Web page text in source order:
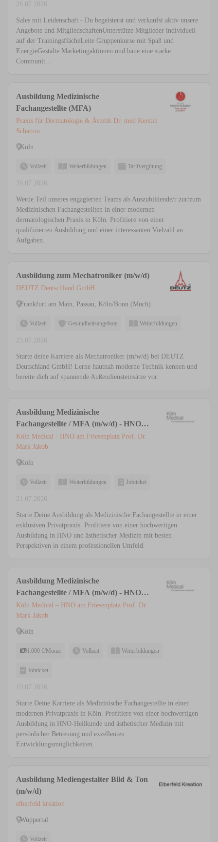
26.07.2026
Sales mit Leidenschaft - Du begeisterst und verkaufst aktiv unsere
Angebote und MitgliedschaftenUnterstütze Mitglieder individuell
auf der TrainingsflächeLeite Gruppenkurse mit Spaß und
EnergieGestalte Marketingaktionen und baue eine starke
Communit...
Ausbildung Medizinische
Fachangestellte (MFA)
Praxis für Dermatologie & Ästetik Dr. med Kerstin
Schatton
Köln
Vollzeit Weiterbildungen Tarifvergütung
26.07.2026
Werde Teil unseres engagierten Teams als Auszubildende/r zur/zum
Medizinischen Fachangestellten in einer modernen
dermatologischen Praxis in Köln. Profitiere von einer
qualifizierten Ausbildung und einer interessanten Vielzahl an
Aufgaben.
Ausbildung zum Mechatroniker (m/w/d)
DEUTZ Deutschland GmbH
Frankfurt am Main, Passau, Köln/Bonn (Much)
Vollzeit Gesundheitsangebote Weiterbildungen
23.07.2026
Starte deine Karriere als Mechatroniker (m/w/d) bei DEUTZ
Deutschland GmbH! Lerne hautnah moderne Technik kennen und
bereite dich auf spannende Außendiensteinsätze vor.
Ausbildung Medizinische
Fachangestellte / MFA (m/w/d) - HNO &
Ästhetische Medizin | Privatpraxis Köln
Köln Medical - HNO am Friesenplatz Prof. Dr.
Mark Jakob
Köln
Vollzeit Weiterbildungen Jobticket
21.07.2026
Starte Deine Ausbildung als Medizinische Fachangestellte in einer
exklusiven Privatpraxis. Profitiere von einer hochwertigen
Ausbildung in HNO und ästhetischer Medizin mit besten
Perspektiven in einem professionellen Umfeld.
Ausbildung Medizinische
Fachangestellte / MFA (m/w/d) - HNO &
Ästhetische Medizin | Privatpraxis Köln
Köln Medical – HNO am Friesenplatz Prof. Dr.
Mark Jakob
Köln
1.000 €/Monat Vollzeit Weiterbildungen
Jobticket
19.07.2026
Starte Deine Karriere als Medizinische Fachangestellte in einer
modernen Privatpraxis in Köln. Profitiere von einer hochwertigen
Ausbildung in HNO-Heilkunde und ästhetischer Medizin mit
persönlicher Betreuung und exzellenten
Entwicklungsmöglichkeiten.
Ausbildung Mediengestalter Bild & Ton
(m/w/d)
elberfeld kreation
Wuppertal
Vollzeit